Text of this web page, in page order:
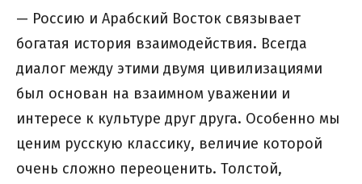
— Россию и Арабский Восток связывает
богатая история взаимодействия. Всегда
диалог между этими двумя цивилизациями
был основан на взаимном уважении и
интересе к культуре друг друга. Особенно мы
ценим русскую классику, величие которой
очень сложно переоценить. Толстой,